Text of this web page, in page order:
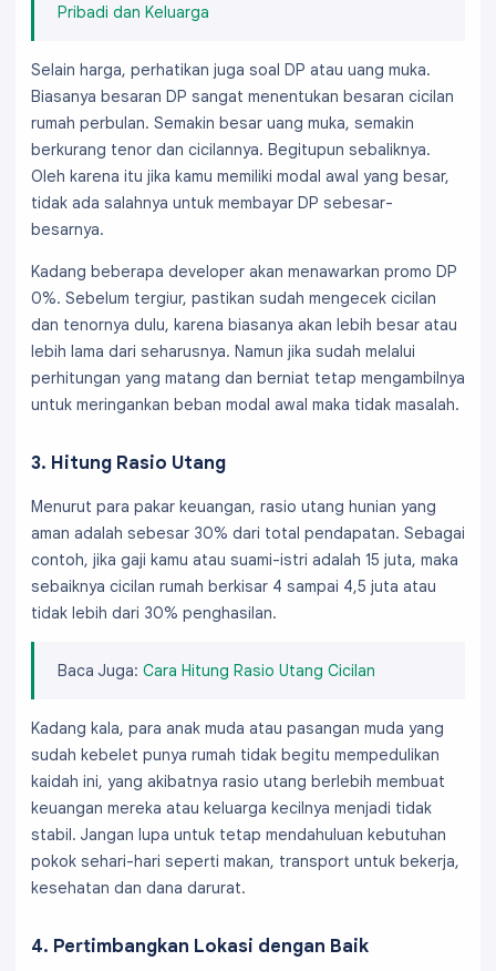
Pribadi dan Keluarga
Selain harga, perhatikan juga soal DP atau uang muka.
Biasanya besaran DP sangat menentukan besaran cicilan
rumah perbulan. Semakin besar uang muka, semakin
berkurang tenor dan cicilannya. Begitupun sebaliknya.
Oleh karena itu jika kamu memiliki modal awal yang besar,
tidak ada salahnya untuk membayar DP sebesar-
besarnya.
Kadang beberapa developer akan menawarkan promo DP
0%. Sebelum tergiur, pastikan sudah mengecek cicilan
dan tenornya dulu, karena biasanya akan lebih besar atau
lebih lama dari seharusnya. Namun jika sudah melalui
perhitungan yang matang dan berniat tetap mengambilnya
untuk meringankan beban modal awal maka tidak masalah.
3. Hitung Rasio Utang
Menurut para pakar keuangan, rasio utang hunian yang
aman adalah sebesar 30% dari total pendapatan. Sebagai
contoh, jika gaji kamu atau suami-istri adalah 15 juta, maka
sebaiknya cicilan rumah berkisar 4 sampai 4,5 juta atau
tidak lebih dari 30% penghasilan.
Baca Juga: Cara Hitung Rasio Utang Cicilan
Kadang kala, para anak muda atau pasangan muda yang
sudah kebelet punya rumah tidak begitu mempedulikan
kaidah ini, yang akibatnya rasio utang berlebih membuat
keuangan mereka atau keluarga kecilnya menjadi tidak
stabil. Jangan lupa untuk tetap mendahuluan kebutuhan
pokok sehari-hari seperti makan, transport untuk bekerja,
kesehatan dan dana darurat.
4. Pertimbangkan Lokasi dengan Baik